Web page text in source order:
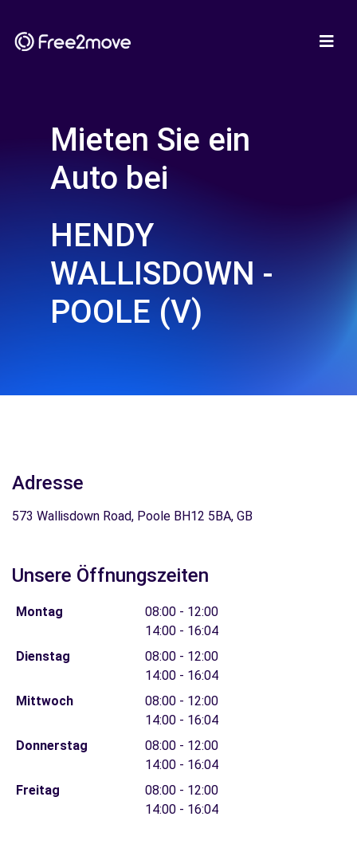
Mieten Sie ein
Auto bei
HENDY
WALLISDOWN -
POOLE (V)
Adresse
573 Wallisdown Road, Poole BH12 5BA, GB
Unsere Öffnungszeiten
Montag
08:00 - 12:00
14:00 - 16:04
Dienstag
08:00 - 12:00
14:00 - 16:04
Mittwoch
08:00 - 12:00
14:00 - 16:04
Donnerstag
08:00 - 12:00
14:00 - 16:04
Freitag
08:00 - 12:00
14:00 - 16:04